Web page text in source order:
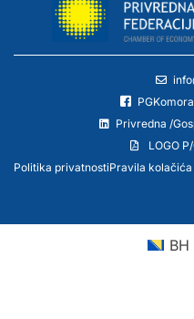
PGKomora
Privredna /
LOGO
Politika privatnostiPravila kolačića
BH